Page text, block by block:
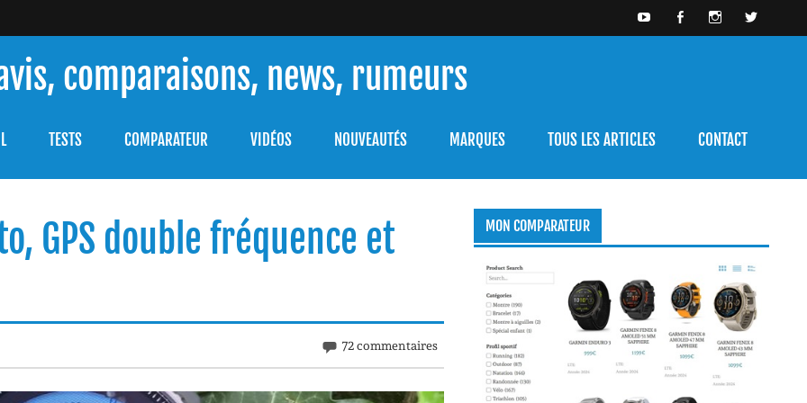
comparaisons, news, rumeurs
TESTS COMPARATEUR VIDÉOS NOUVEAUTÉS MARQUES TOUS LES ARTICLES CONTACT
GPS double fréquence et
72 commentaires
MON COMPARATEUR